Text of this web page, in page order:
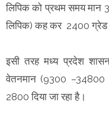
लिपिक को प्रथम समय मान
लिपिक) कह कर 2400 ग्रेड
इसी तरह मध्य प्रदेश
वेतनमान (9300 –34800
2800 दिया जा रहा है।